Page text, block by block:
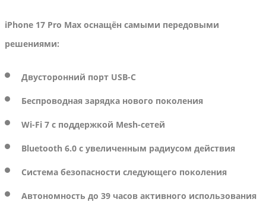
iPhone 17 Pro Max оснащён самыми передовыми
решениями:
Двусторонний порт USB-C
Беспроводная зарядка нового поколения
Wi-Fi 7 с поддержкой Mesh-сетей
Bluetooth 6.0 с увеличенным радиусом действия
Система безопасности следующего поколения
Автономность до 39 часов активного использования